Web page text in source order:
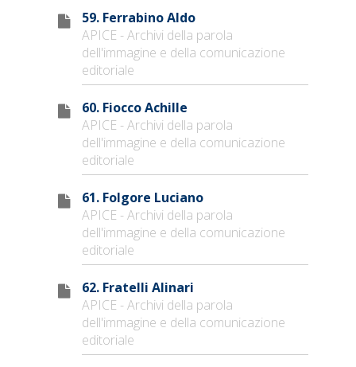
59. Ferrabino Aldo
APICE - Archivi della parola
dell'immagine e della comunicazione
editoriale
60. Fiocco Achille
APICE - Archivi della parola
dell'immagine e della comunicazione
editoriale
61. Folgore Luciano
APICE - Archivi della parola
dell'immagine e della comunicazione
editoriale
62. Fratelli Alinari
APICE - Archivi della parola
dell'immagine e della comunicazione
editoriale